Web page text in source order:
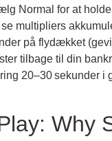
Normal for at
se multipliers
på flydækket
tilbage til din
20–30 sekunder
Why